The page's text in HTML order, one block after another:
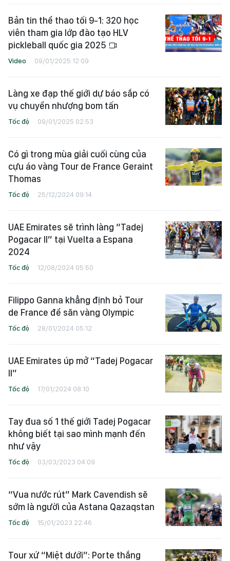
Bản tin thể thao tối 9-1: 320 học
viên tham gia lớp đào tạo HLV
pickleball quốc gia 2025
Video 09/01/2025 12:09
Làng xe đạp thế giới dự báo sắp có
vụ chuyển nhượng bom tấn
Tốc độ 09/01/2025 02:53
Có gì trong mùa giải cuối cùng của
cựu áo vàng Tour de France Geraint
Thomas
Tốc độ 25/12/2024 09:14
UAE Emirates sẽ trình làng “Tadej
Pogacar II” tại Vuelta a Espana
2024
Tốc độ 12/08/2024 05:50
Filippo Ganna khẳng định bỏ Tour
de France để săn vàng Olympic
Tốc độ 28/01/2024 05:12
UAE Emirates úp mở “Tadej Pogacar
II”
Tốc độ 17/01/2024 08:10
Tay đua số 1 thế giới Tadej Pogacar
không biết tại sao mình mạnh đến
như vậy
Tốc độ 03/03/2023 04:09
“Vua nước rút” Mark Cavendish sẽ
sớm là người của Astana Qazaqstan
Tốc độ 15/01/2023 22:46
Tour xứ “Miệt dưới”: Porte thắng